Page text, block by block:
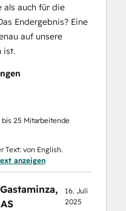
als auch für die
Endergebnis? Eine
auf unsere
ist.
bis 25 Mitarbeitende
Text: von English.
anzeigen
Gastaminza,
16. Juli
2025